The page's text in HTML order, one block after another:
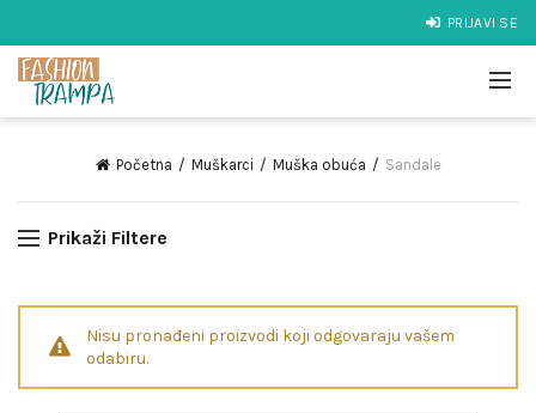
PRIJAVI SE
Početna Muškarci Muška obuća Sandale
Prikaži Filtere
Nisu pronađeni proizvodi koji odgovaraju vašem
odabiru.